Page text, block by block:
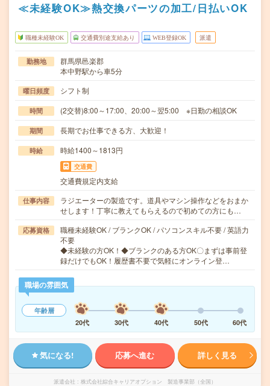
≪未経験OK≫熱交換パーツの加工/日払いOK
職種未経験OK 交通費別途支給あり WEB登録OK 派遣
勤務地
群馬県邑楽郡
本中野駅から車5分
曜日頻度 シフト制
時間 (2交替)8:00～17:00、20:00～翌5:00 ※日勤の相談OK
期間 長期でお仕事できる方、大歓迎！
時給 時給1400～1813円
交通費
交通費規定内支給
仕事内容
ラジエーターの製造です。道具やマシン操作などをおまか
せします！丁寧に教えてもらえるので初めての方にも…
応募資格
職種未経験OK / ブランクOK / パソコンスキル不要 / 英語力
不要
◆未経験の方OK！◆ブランクのある方OK〇まずは事前登
録だけでもOK！履歴書不要で気軽にオンライン登…
職場の雰囲気
年齢層
20代
30代 40代 50代 60代
気になる! 応募へ進む 詳しく見る
派遣会社 株式会社綜合キャリアオプション 製造事業部（全国）